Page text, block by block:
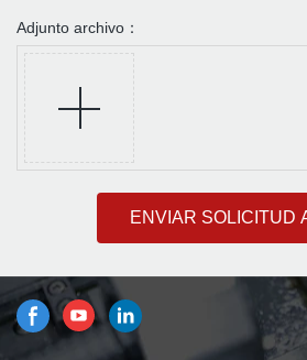
Adjunto archivo：
ENVIAR SOLICITUD